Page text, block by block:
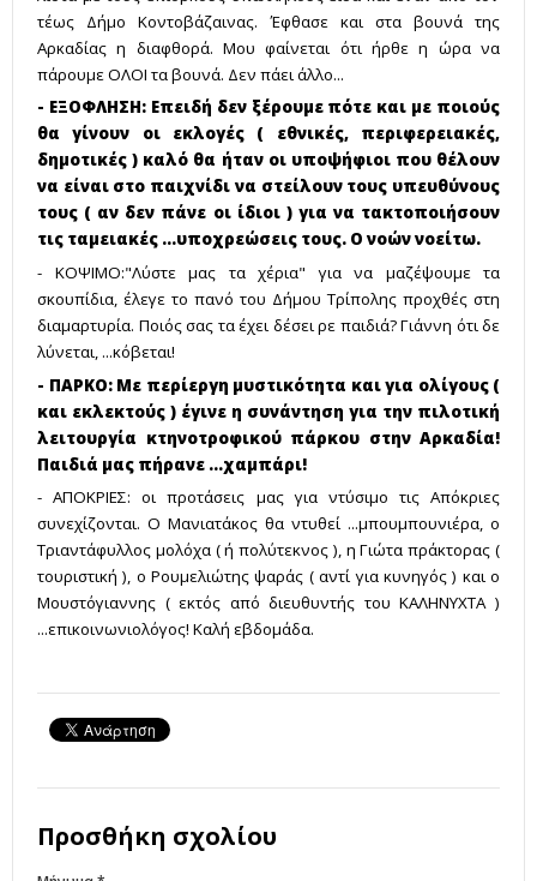
τέως Δήμο Κοντοβάζαινας. Έφθασε και στα βουνά της
Αρκαδίας η διαφθορά. Μου φαίνεται ότι ήρθε η ώρα να
πάρουμε ΟΛΟΙ τα βουνά. Δεν πάει άλλο...
- ΕΞΟΦΛΗΣΗ: Επειδή δεν ξέρουμε πότε και με ποιούς
θα γίνουν οι εκλογές ( εθνικές, περιφερειακές,
δημοτικές ) καλό θα ήταν οι υποψήφιοι που θέλουν
να είναι στο παιχνίδι να στείλουν τους υπευθύνους
τους ( αν δεν πάνε οι ίδιοι ) για να τακτοποιήσουν
τις ταμειακές ...υποχρεώσεις τους. Ο νοών νοείτω.
- ΚΟΨΙΜΟ:"Λύστε μας τα χέρια" για να μαζέψουμε τα
σκουπίδια, έλεγε το πανό του Δήμου Τρίπολης προχθές στη
διαμαρτυρία. Ποιός σας τα έχει δέσει ρε παιδιά? Γιάννη ότι δε
λύνεται, ...κόβεται!
- ΠΑΡΚΟ: Με περίεργη μυστικότητα και για ολίγους (
και εκλεκτούς ) έγινε η συνάντηση για την πιλοτική
λειτουργία κτηνοτροφικού πάρκου στην Αρκαδία!
Παιδιά μας πήρανε ...χαμπάρι!
- ΑΠΟΚΡΙΕΣ: οι προτάσεις μας για ντύσιμο τις Απόκριες
συνεχίζονται. Ο Μανιατάκος θα ντυθεί ...μπουμπουνιέρα, ο
Τριαντάφυλλος μολόχα ( ή πολύτεκνος ), η Γιώτα πράκτορας (
τουριστική ), ο Ρουμελιώτης ψαράς ( αντί για κυνηγός ) και ο
Μουστόγιαννης ( εκτός από διευθυντής του ΚΑΛΗΝΥΧΤΑ )
...επικοινωνιολόγος! Καλή εβδομάδα.
Προσθήκη σχολίου